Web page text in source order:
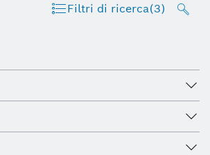
Filtri di ricerca(3)